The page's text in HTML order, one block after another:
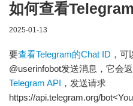
如何查看
2025-01-13
要查看Telegram的Chat ID ，
@userinfobot发送消息，它会
Telegram API ，发送请求
https://api.telegram.org/